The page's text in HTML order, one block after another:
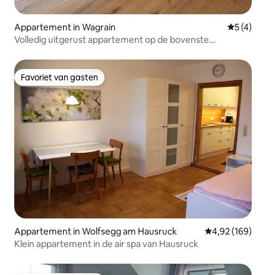
Appartement in Wagrain
5 (4)
Volledig uitgerust appartement op de bovenste
Favoriet van gasten
Favoriet van gasten
Appartement in Wolfsegg am Hausruck Gemiddelde
4,92 (169)
Klein appartement in de air spa van Hausruck